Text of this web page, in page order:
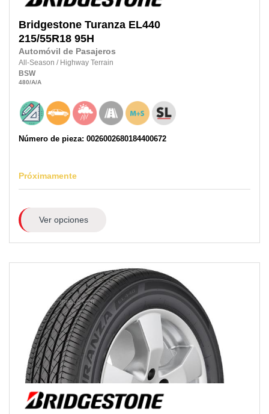
Bridgestone Turanza EL440
215/55R18 95H
Automóvil de Pasajeros
All-Season / Highway Terrain
BSW
480/A/A
Número de pieza: 0026002680184400672
Próximamente
Ver opciones